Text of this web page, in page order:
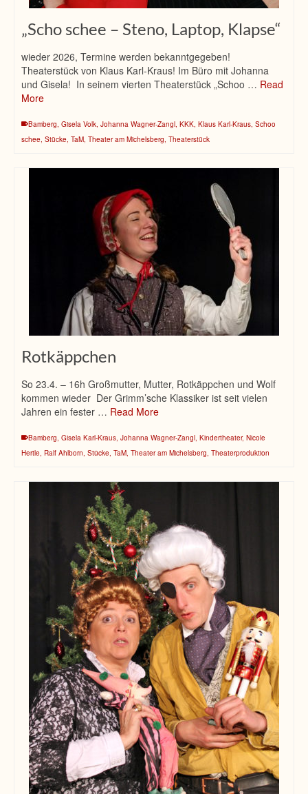
„Scho schee – Steno, Laptop, Klapse“
wieder 2026, Termine werden bekanntgegeben!
Theaterstück von Klaus Karl-Kraus! Im Büro mit Johanna
und Gisela! In seinem vierten Theaterstück „Schoo … Read
More
Bamberg, Gisela Volk, Johanna Wagner-Zangl, KKK, Klaus Karl-Kraus, Schoo
schee, Stücke, TaM, Theater am Michelsberg, Theaterstück
Rotkäppchen
So 23.4. – 16h Großmutter, Mutter, Rotkäppchen und Wolf
kommen wieder Der Grimm’sche Klassiker ist seit vielen
Jahren ein fester … Read More
Bamberg, Gisela Karl-Kraus, Johanna Wagner-Zangl, Kindertheater, Nicole
Hertle, Ralf Ahlborn, Stücke, TaM, Theater am Michelsberg, Theaterproduktion